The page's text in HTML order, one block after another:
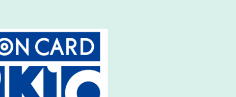
映画、芸能、舞台、スポーツなど
カルチャー
アート、文芸、マンガなど
ライフスタイル
食、健康、美容…暮らし豊かに